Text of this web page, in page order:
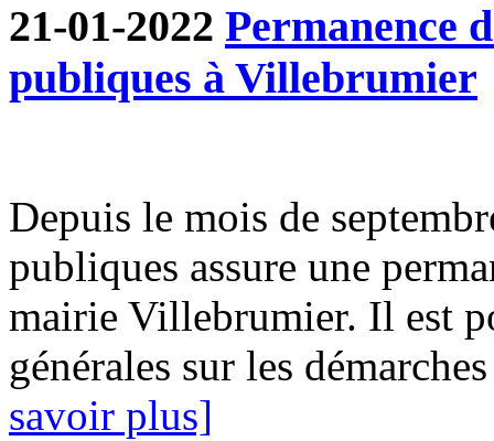
21-01-2022 Permanence
publiques à Villebrumier
Depuis le mois de
publiques assure une
mairie Villebrumier. Il est
générales sur les
savoir plus]